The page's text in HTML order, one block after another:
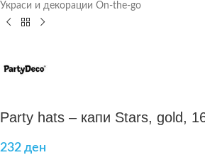
Украси и декорации On-the-go
Party hats – капи Stars, gold,
232 ден